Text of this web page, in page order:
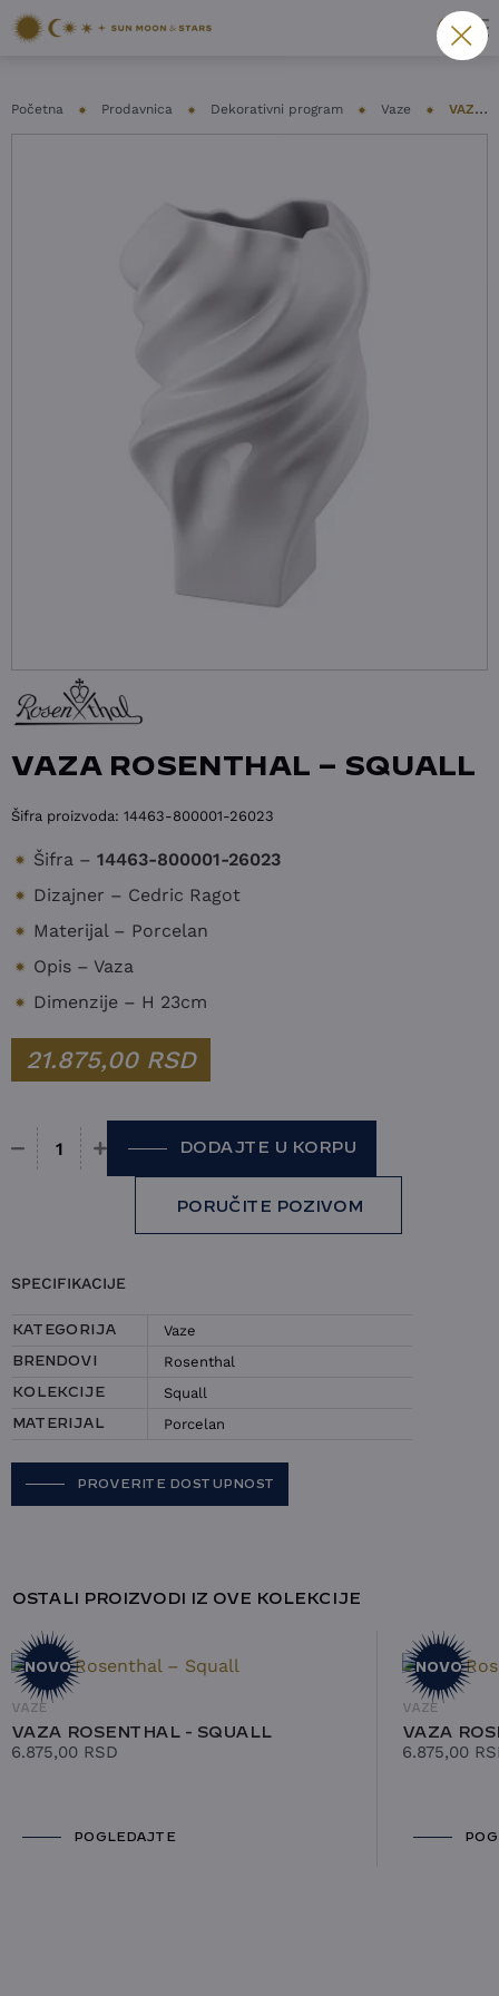
Početna Prodavnica Dekorativni program Vaze VAZA ROSENTHAL – SQUALL
VAZA ROSENTHAL – SQUALL
Šifra proizvoda: 14463-800001-26023
Šifra – 14463-800001-26023
Dizajner – Cedric Ragot
Materijal – Porcelan
Opis – Vaza
Dimenzije – H 23cm
21.875,00 RSD
Vaza Rosenthal - Squall količina
DODAJTE U KORPU
PORUČITE POZIVOM
SPECIFIKACIJE
KATEGORIJA Vaze
BRENDOVI Rosenthal
KOLEKCIJE Squall
MATERIJAL Porcelan
PROVERITE DOSTUPNOST
OSTALI PROIZVODI IZ OVE KOLEKCIJE
NOVO
VAZE
VAZA ROSENTHAL - SQUALL
6.875,00 RSD
POGLEDAJTE
NOVO
VAZE
VAZA
6.875,00